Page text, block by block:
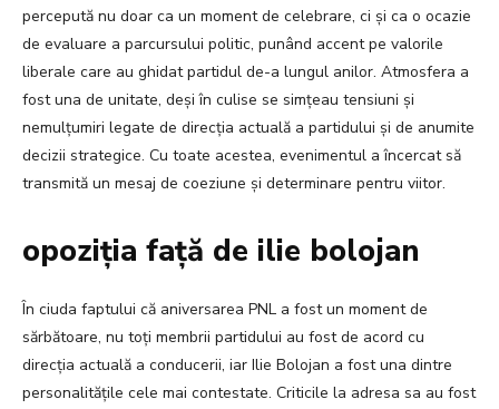
percepută nu doar ca un moment de celebrare, ci și ca o ocazie
de evaluare a parcursului politic, punând accent pe valorile
liberale care au ghidat partidul de-a lungul anilor. Atmosfera a
fost una de unitate, deși în culise se simțeau tensiuni și
nemulțumiri legate de direcția actuală a partidului și de anumite
decizii strategice. Cu toate acestea, evenimentul a încercat să
transmită un mesaj de coeziune și determinare pentru viitor.
opoziția față de ilie bolojan
În ciuda faptului că aniversarea PNL a fost un moment de
sărbătoare, nu toți membrii partidului au fost de acord cu
direcția actuală a conducerii, iar Ilie Bolojan a fost una dintre
personalitățile cele mai contestate. Criticile la adresa sa au fost